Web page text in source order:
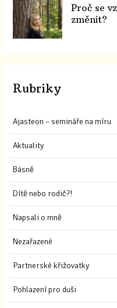
Proč se
změnit?
Rubriky
Ajasteon – semináře na míru
Aktuality
Básně
Dítě nebo rodič?!
Napsali o mně
Nezařazené
Partnerské křižovatky
Pohlazení pro duši